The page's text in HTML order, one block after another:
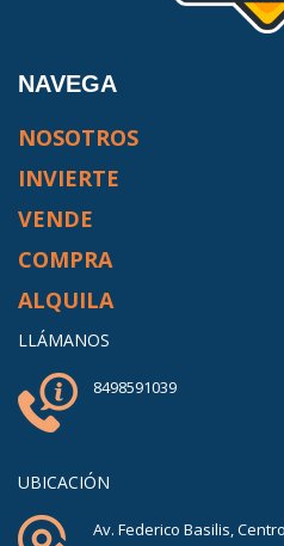
NAVEGA
NOSOTROS
INVIERTE
VENDE
COMPRA
ALQUILA
LLÁMANOS
8498591039
UBICACIÓN
Av. Federico Basilis,